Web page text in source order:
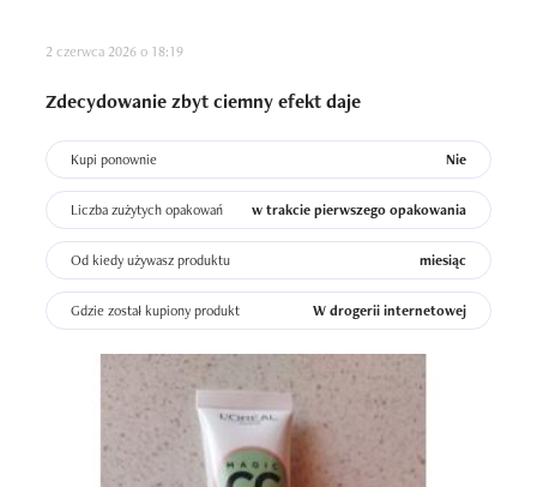
2 czerwca 2026 o 18:19
Zdecydowanie zbyt ciemny efekt daje
Kupi ponownie Nie
Liczba zużytych opakowań w trakcie pierwszego opakowania
Od kiedy używasz produktu miesiąc
Gdzie został kupiony produkt W drogerii internetowej